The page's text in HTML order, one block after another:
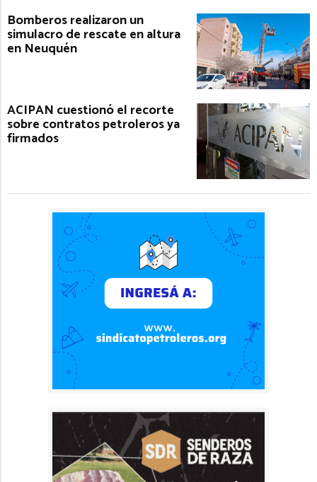
Bomberos realizaron un
simulacro de rescate en altura
en Neuquén
ACIPAN cuestionó el recorte
sobre contratos petroleros ya
firmados